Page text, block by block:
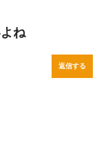
ね
返信する